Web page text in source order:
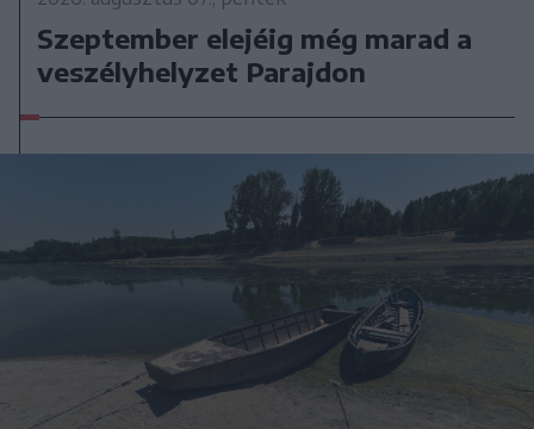
Szeptember elejéig még marad a
veszélyhelyzet Parajdon